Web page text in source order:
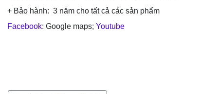
+ Bảo hành: 3 năm cho tất cả các sản phẩm
Facebook: Google maps; Youtube